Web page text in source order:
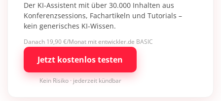
Der KI-Assistent mit über 30.000 Inhalten aus
Konferenzsessions, Fachartikeln und Tutorials –
kein generisches KI-Wissen.
Danach 19,90 €/Monat mit entwickler.de BASIC
Jetzt kostenlos testen
Kein Risiko · jederzeit kündbar